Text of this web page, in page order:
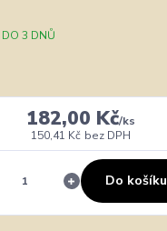
DO 3 DNŮ
182,00 Kč/ks
150,41 Kč bez DPH
Do košíku